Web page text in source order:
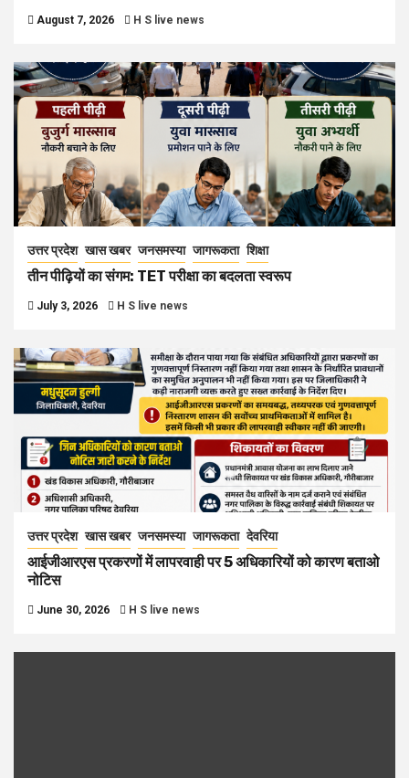
August 7, 2026 H S live news
उत्तर प्रदेश खास खबर जनसमस्या जागरूकता शिक्षा
तीन पीढ़ियों का संगम: TET परीक्षा का बदलता स्वरूप
July 3, 2026 H S live news
उत्तर प्रदेश खास खबर जनसमस्या जागरूकता देवरिया
आईजीआरएस प्रकरणों में लापरवाही पर 5 अधिकारियों को कारण बताओ
नोटिस
June 30, 2026 H S live news